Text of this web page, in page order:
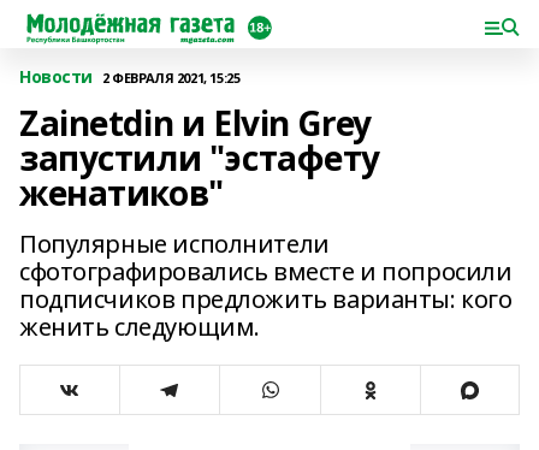
Новости 2 ФЕВРАЛЯ 2021, 15:25
Zainetdin и Elvin Grey
запустили "эстафету
женатиков"
Популярные исполнители
сфотографировались вместе и попросили
подписчиков предложить варианты: кого
женить следующим.